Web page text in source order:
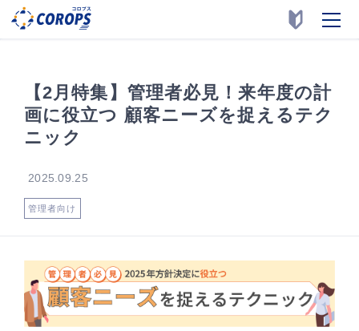
【2月特集】管理者必見！来年度の計
画に役立つ 顧客ニーズを捉えるテク
ニック
2025.09.25
管理者向け